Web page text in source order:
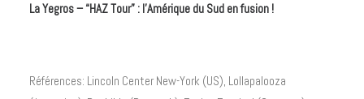
La Yegros – “HAZ Tour” : l’Amérique du Sud en fusion !
Références: Lincoln Center New-York (US), Lollapalooza